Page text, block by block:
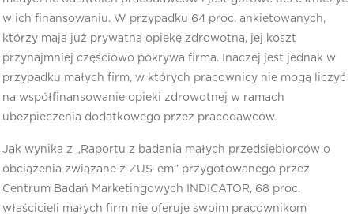
w ich finansowaniu. W przypadku 64 proc. ankietowanych,
którzy mają już prywatną opiekę zdrowotną, jej koszt
przynajmniej częściowo pokrywa firma. Inaczej jest jednak w
przypadku małych firm, w których pracownicy nie mogą liczyć
na współfinansowanie opieki zdrowotnej w ramach
ubezpieczenia dodatkowego przez pracodawców.
Jak wynika z „Raportu z badania małych przedsiębiorców o
obciążenia związane z ZUS-em” przygotowanego przez
Centrum Badań Marketingowych INDICATOR, 68 proc.
właścicieli małych firm nie oferuje swoim pracownikom